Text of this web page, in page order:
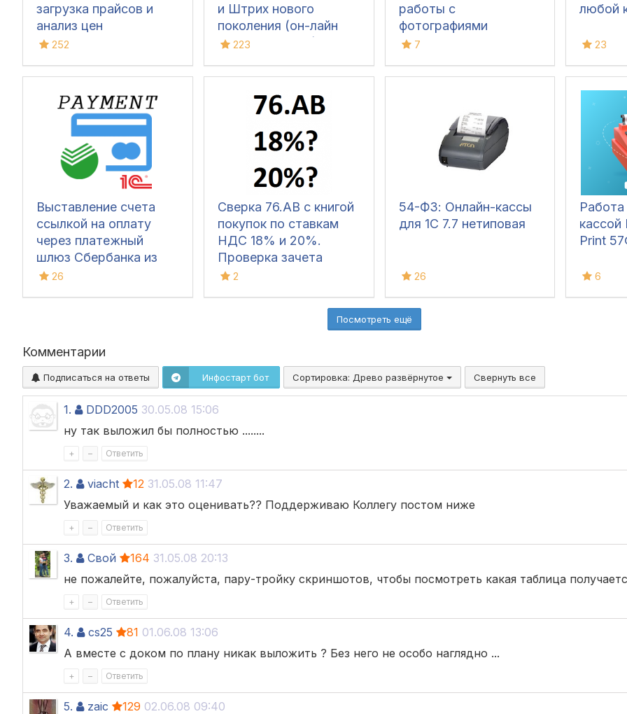
загрузка прайсов и
анализ цен
252
и Штрих нового
поколения (он-лайн
ККТ под 54-ФЗ) с
ini.файла для 1с77, 1с8Х
любых конфигураций
223
работы с
фотографиями
номенклатуры в 1С:7.7
PNG)
7
любой
23
Выставление счета
ссылкой на оплату
через платежный
шлюз Сбербанка из
интерфейса 1С
26
Сверка 76.АВ с книгой
покупок по ставкам
НДС 18% и 20%.
Проверка зачета
аванса по ставкам
Переход на 20% НДС.
2
54-ФЗ: Онлайн-кассы
для 1С 7.7 нетиповая
26
кассой
Print
6
Посмотреть ещё
Комментарии
Подписаться на ответы Инфостарт бот Сортировка: Древо развёрнутое Свернуть все
1. DDD2005 30.05.08 15:06
ну так выложил бы полностью ........
+ – Ответить
2. viacht 12 31.05.08 11:47
Уважаемый и как это оценивать?? Поддерживаю Коллегу постом ниже
+ – Ответить
3. Свой 164 31.05.08 20:13
не пожалейте, пожалуйста, пару-тройку скриншотов, чтобы посмотреть какая таблица
+ – Ответить
4. cs25 81 01.06.08 13:06
А вместе с доком по плану никак выложить ? Без него не особо наглядно ...
+ – Ответить
5. zaic 129 02.06.08 09:40